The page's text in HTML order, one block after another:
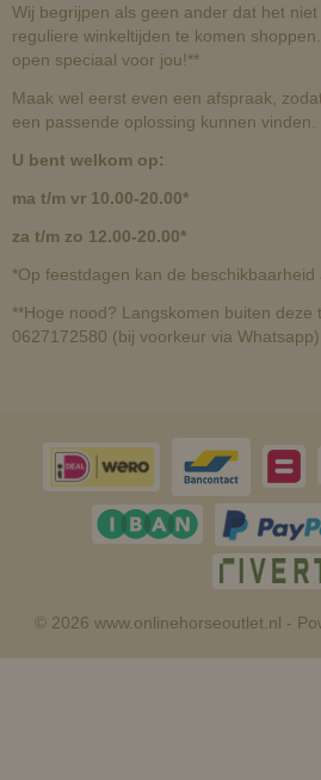
Wij begrijpen als geen ander dat het
reguliere winkeltijden te komen
open speciaal voor jou!**
Maak wel eerst even een afspraak,
een passende oplossing kunnen vinden.
U bent welkom op:
ma t/m vr 10.00-20.00*
za t/m zo 12.00-20.00*
*Op feestdagen kan de beschikbaarheid
**Hoge nood? Langskomen buiten deze
0627172580 (bij voorkeur via Whatsapp)
© 2026 www.onlinehorseoutlet.nl -